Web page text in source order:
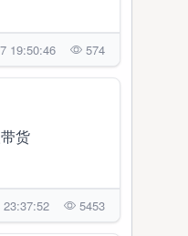
19:50:46 574
货
23:37:52 5453